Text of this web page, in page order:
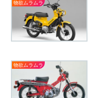
物欲ムラムラ
物欲ムラムラ